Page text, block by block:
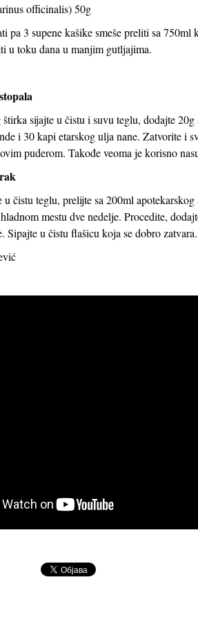
officinalis) 50g
pa 3 supene kašike smeše preliti sa
u toku dana u manjim gutljajima.
sijajte u čistu i suvu teglu, dodajte
i 30 kapi etarskog ulja nane. Zatvorite i
puderom. Takođe veoma je korisno
u čistu teglu, prelijte sa 200ml
mestu dve nedelje. Procedite,
Sipajte u čistu flašicu koja se dobro